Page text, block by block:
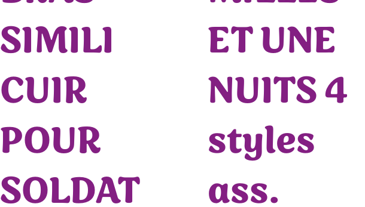
SIMILI
CUIR
POUR
SOLDAT
ET UNE
NUITS 4
styles
ass.